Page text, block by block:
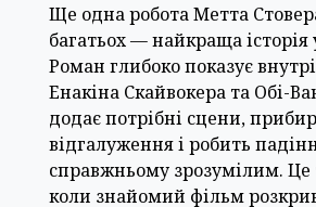
Ще одна робота Метта
багатьох — найкраща історія
Роман глибоко показує
Енакіна Скайвокера та Обі-
додає потрібні сцени,
відгалуження і робить
справжньому зрозумілим. Це
коли знайомий фільм